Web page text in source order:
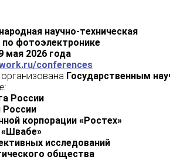
научно-техническая
по фотоэлектронике
мая 2026 года
conferences
Государственным
России
России
корпорации «Ростех»
исследований
общества